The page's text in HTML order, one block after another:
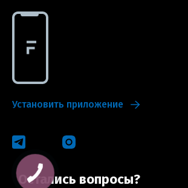
Установить приложение
Остались вопросы?